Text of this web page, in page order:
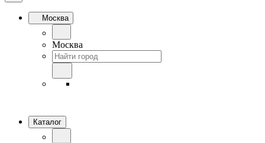
Москва
Москва
Каталог